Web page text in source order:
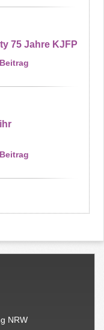
75 Jahre KJFP
NRW